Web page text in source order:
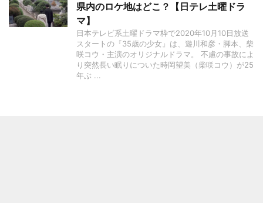
県内のロケ地はどこ？【日テレ土曜ドラ
マ】
日本テレビ系土曜ドラマ枠で2020年10月10日放送
スタートの『35歳の少女』は、遊川和彦・脚本、柴
咲コウ・主演のオリジナルドラマ。 不慮の事故によ
り突然長い眠りについた時岡望美（柴咲コウ）が25
年ぶ ...